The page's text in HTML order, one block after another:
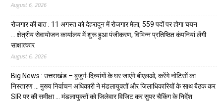
August 6, 2026
रोजगार की बात : 11 अगस्त को देहरादून में रोजगार मेला, 559 पदों पर होगा चयन
… क्षेत्रीय सेवायोजन कार्यालय में शुरू हुआ पंजीकरण, विभिन्न प्रतिष्ठित कंपनियां लेंगी
साक्षात्कार
August 6, 2026
Big News : उत्तराखंड – बुजुर्ग-दिव्यांगों के घर जाएंगे बीएलओ, करेंगे नोटिसों का
निस्तारण … मुख्य निर्वाचन अधिकारी ने मंडलायुक्तों और जिलाधिकारियों के साथ बैठक कर
SIR पर की समीक्षा … मंडलायुक्तों को जिलेवार विजिट कर सुपर चैकिंग के निर्देश